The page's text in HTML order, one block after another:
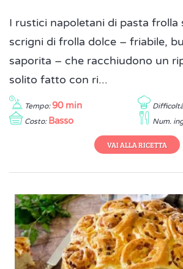
I rustici napoletani di pasta frolla
scrigni di frolla dolce – friabile,
saporita – che racchiudono un
solito fatto con ri...
Tempo: 90 min
Costo: Basso Num.
VAI ALLA RICETTA